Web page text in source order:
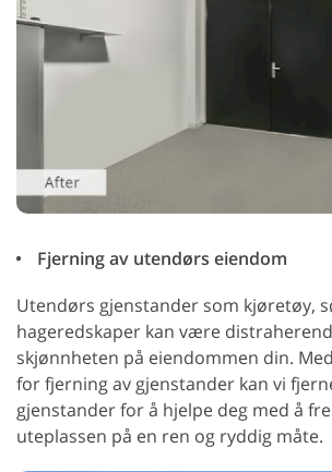
Fjerning av utendørs eiendom
Utendørs gjenstander som kjøretøy,
hageredskaper kan være
skjønnheten på eiendommen din.
for fjerning av gjenstander kan vi
gjenstander for å hjelpe deg med å
uteplassen på en ren og ryddig måte.